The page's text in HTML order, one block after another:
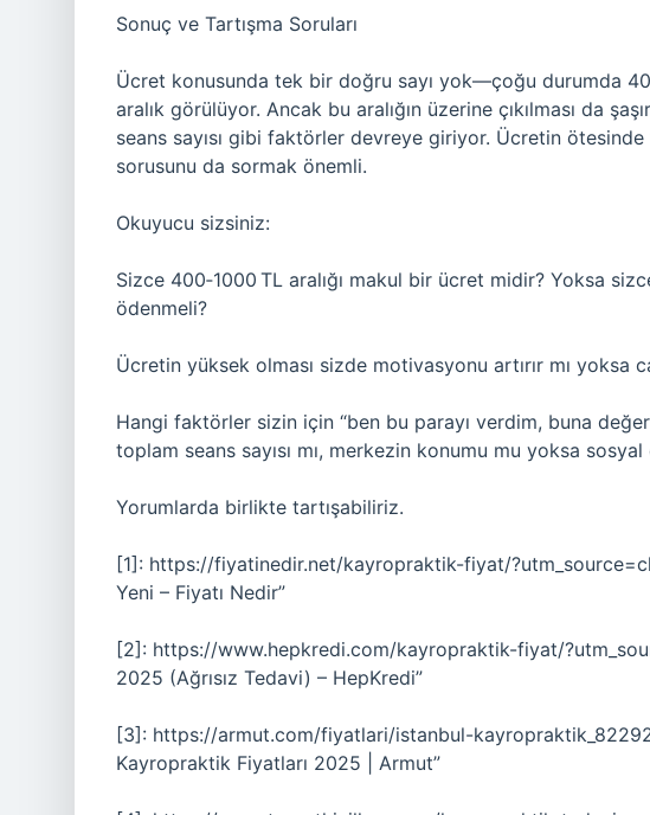
Sonuç ve Tartışma Soruları
Ücret konusunda tek bir doğru sayı yok—çoğu durumda
aralık görülüyor. Ancak bu aralığın üzerine çıkılması da
seans sayısı gibi faktörler devreye giriyor. Ücretin ötesinde
sorusunu da sormak önemli.
Okuyucu sizsiniz:
Sizce 400‑1000 TL aralığı makul bir ücret midir? Yoksa
ödenmeli?
Ücretin yüksek olması sizde motivasyonu artırır mı yoksa
Hangi faktörler sizin için “ben bu parayı verdim, buna
toplam seans sayısı mı, merkezin konumu mu yoksa
Yorumlarda birlikte tartışabiliriz.
[1]: https://fiyatinedir.net/kayropraktik-fiyat/
Yeni – Fiyatı Nedir”
[2]: https://www.hepkredi.com/kayropraktik-fiyat/
2025 (Ağrısız Tedavi) – HepKredi”
[3]: https://armut.com/fiyatlari/istanbul-
Kayropraktik Fiyatları 2025 | Armut”